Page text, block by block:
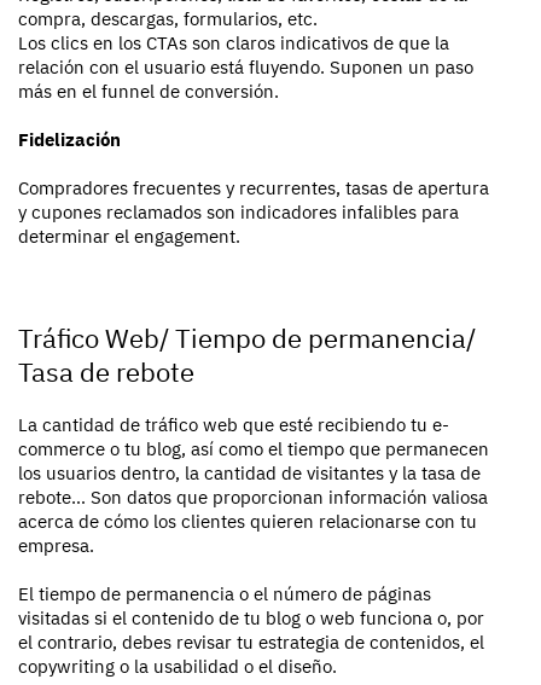
compra, descargas, formularios, etc.
Los clics en los CTAs son claros indicativos de que la
relación con el usuario está fluyendo. Suponen un paso
más en el funnel de conversión.
Fidelización
Compradores frecuentes y recurrentes, tasas de apertura
y cupones reclamados son indicadores infalibles para
determinar el engagement.
Tráfico Web/ Tiempo de permanencia/
Tasa de rebote
La cantidad de tráfico web que esté recibiendo tu e-
commerce o tu blog, así como el tiempo que permanecen
los usuarios dentro, la cantidad de visitantes y la tasa de
rebote… Son datos que proporcionan información valiosa
acerca de cómo los clientes quieren relacionarse con tu
empresa.
El tiempo de permanencia o el número de páginas
visitadas si el contenido de tu blog o web funciona o, por
el contrario, debes revisar tu estrategia de contenidos, el
copywriting o la usabilidad o el diseño.